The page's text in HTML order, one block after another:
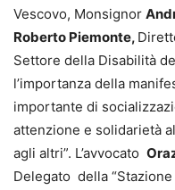
Vescovo, Monsignor
Roberto Piemonte,
Settore della Disabilità
l’importanza della
importante di
attenzione e solidarietà
agli altri”. L’avvocato
Delegato della